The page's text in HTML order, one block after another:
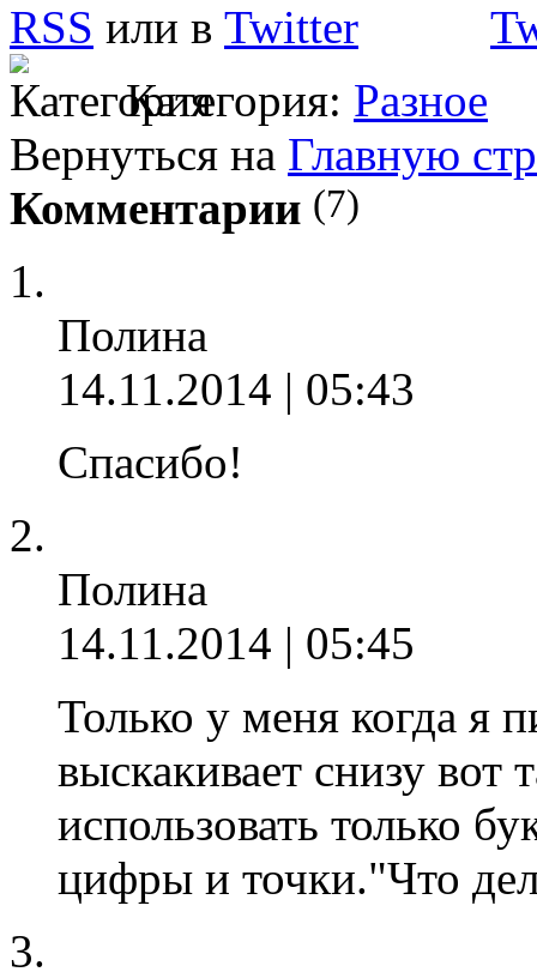
RSS или в
Категория: Разное
Вернуться на Главную
Комментарии (7)
Полина
14.11.2014 | 05:43
Спасибо!
Полина
14.11.2014 | 05:45
Только у меня когда я
выскакивает снизу
использовать только
цифры и точки."Что